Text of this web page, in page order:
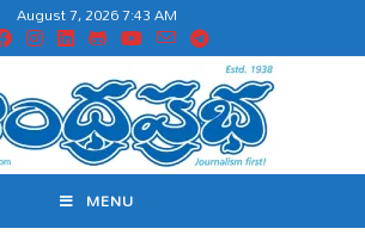
August 7, 2026 7:43 AM
MENU